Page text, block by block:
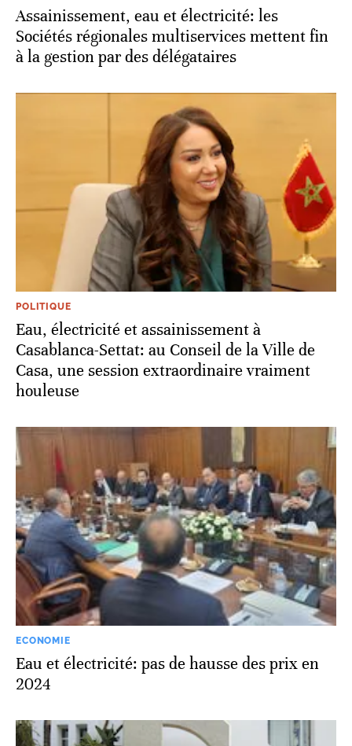
Assainissement, eau et électricité: les
Sociétés régionales multiservices mettent fin
à la gestion par des délégataires
POLITIQUE
Eau, électricité et assainissement à
Casablanca-Settat: au Conseil de la Ville de
Casa, une session extraordinaire vraiment
houleuse
ECONOMIE
Eau et électricité: pas de hausse des prix en
2024